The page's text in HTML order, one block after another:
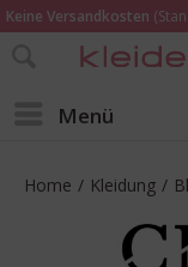
Keine Versandkosten
Online bestellen – im
Menü
Home / Kleidung /